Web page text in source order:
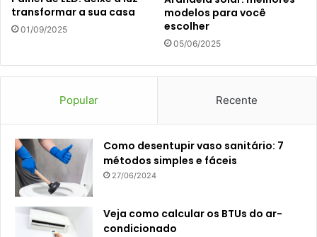
transformar a sua casa
01/09/2025
modelos para você
escolher
05/06/2025
Popular Recente
Como desentupir vaso sanitário: 7
métodos simples e fáceis
27/06/2024
Veja como calcular os BTUs do ar-
condicionado